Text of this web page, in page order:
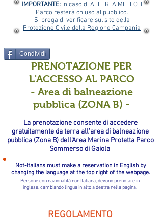
IMPORTANTE: in caso di ALLERTA METEO il
Parco resterà chiuso al pubblico.
Si prega di verificare sul sito della
Protezione Civile della Regione Campania
Condividi
PRENOTAZIONE PER
L'ACCESSO AL PARCO
- Area di balneazione
pubblica (ZONA B) -
La prenotazione consente di accedere
gratuitamente da terra all'area di balneazione
pubblica (Zona B) dell'Area Marina Protetta Parco
Sommerso di Gaiola
REGOLAMENTO
Not-Italians must make a reservation in English by
changing the language at the top right of the webpage.
Persone con nazionalità non Italiana, devono prenotare in
inglese, cambiando lingua in alto a destra nella pagina.